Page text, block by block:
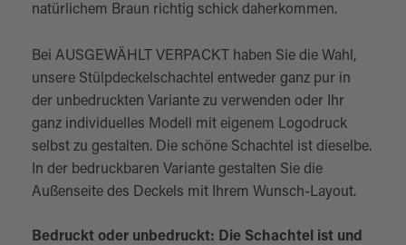
natürlichem Braun richtig schick daherkommen.
Bei AUSGEWÄHLT VERPACKT haben Sie die Wahl,
unsere Stülpdeckelschachtel entweder ganz pur in
der unbedruckten Variante zu verwenden oder Ihr
ganz individuelles Modell mit eigenem Logodruck
selbst zu gestalten. Die schöne Schachtel ist dieselbe.
In der bedruckbaren Variante gestalten Sie die
Außenseite des Deckels mit Ihrem Wunsch-Layout.
Bedruckt oder unbedruckt: Die Schachtel ist und